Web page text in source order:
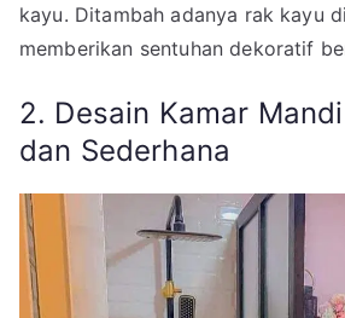
kayu. Ditambah adanya rak kayu
memberikan sentuhan dekoratif
2. Desain Kamar
dan Sederhana